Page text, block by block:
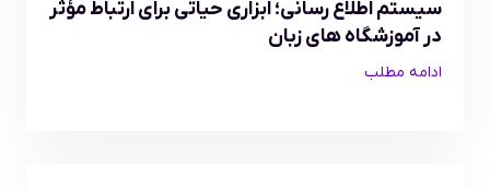
سیستم اطلاع رسانی؛ ابزاری حیاتی برای ارتباط مؤثر
در آموزشگاه های زبان
ادامه مطلب